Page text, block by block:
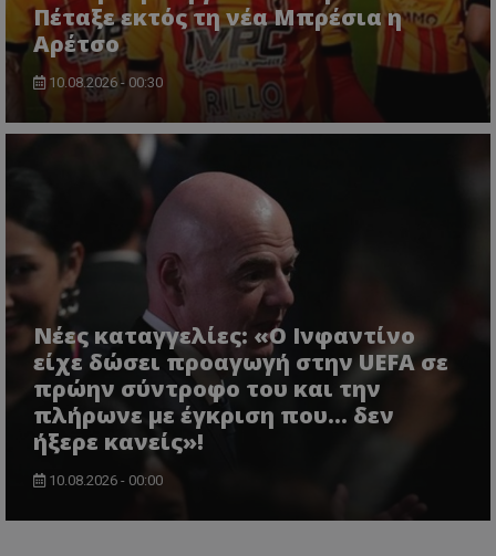
Πέταξε εκτός τη νέα Μπρέσια η
Αρέτσο
10.08.2026 - 00:30
Νέες καταγγελίες: «Ο Ινφαντίνο
είχε δώσει προαγωγή στην UEFA σε
πρώην σύντροφο του και την
πλήρωνε με έγκριση που... δεν
ήξερε κανείς»!
10.08.2026 - 00:00